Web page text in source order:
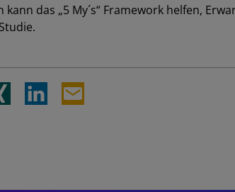
das „5 My´s“ Framework helfen,